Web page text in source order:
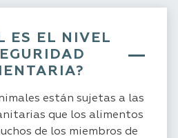
ES EL NIVEL
están sujetas a las
que los alimentos
de los miembros de